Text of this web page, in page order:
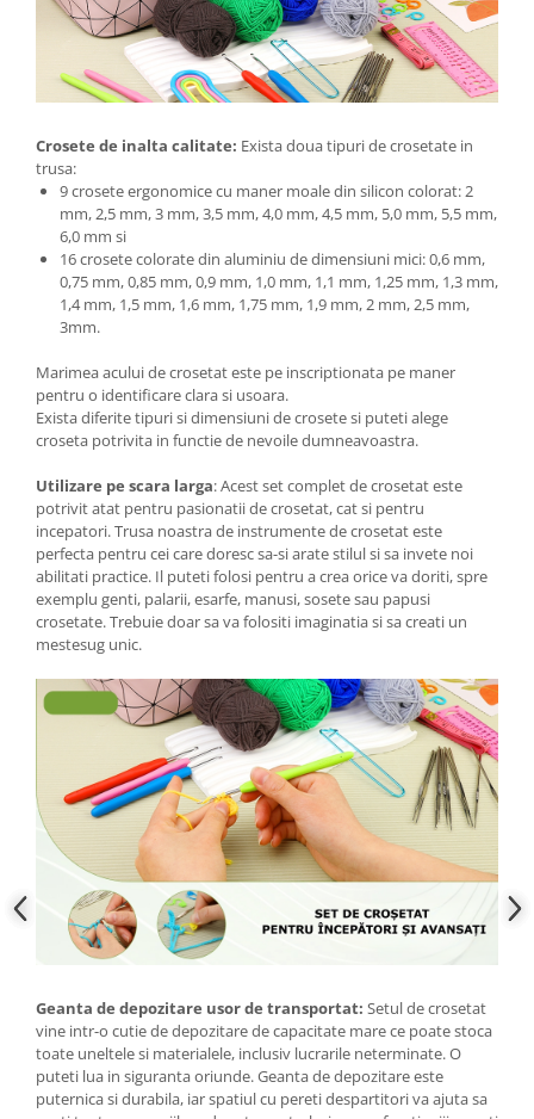
Crosete de inalta calitate: Exista doua tipuri de crosetate in
trusa:
9 crosete ergonomice cu maner moale din silicon colorat: 2
mm, 2,5 mm, 3 mm, 3,5 mm, 4,0 mm, 4,5 mm, 5,0 mm, 5,5 mm,
6,0 mm si
16 crosete colorate din aluminiu de dimensiuni mici: 0,6 mm,
0,75 mm, 0,85 mm, 0,9 mm, 1,0 mm, 1,1 mm, 1,25 mm, 1,3 mm,
1,4 mm, 1,5 mm, 1,6 mm, 1,75 mm, 1,9 mm, 2 mm, 2,5 mm,
3mm.
Marimea acului de crosetat este pe inscriptionata pe maner
pentru o identificare clara si usoara.
Exista diferite tipuri si dimensiuni de crosete si puteti alege
croseta potrivita in functie de nevoile dumneavoastra.
Utilizare pe scara larga: Acest set complet de crosetat este
potrivit atat pentru pasionatii de crosetat, cat si pentru
incepatori. Trusa noastra de instrumente de crosetat este
perfecta pentru cei care doresc sa-si arate stilul si sa invete noi
abilitati practice. Il puteti folosi pentru a crea orice va doriti, spre
exemplu genti, palarii, esarfe, manusi, sosete sau papusi
crosetate. Trebuie doar sa va folositi imaginatia si sa creati un
mestesug unic.
Geanta de depozitare usor de transportat: Setul de crosetat
vine intr-o cutie de depozitare de capacitate mare ce poate stoca
toate uneltele si materialele, inclusiv lucrarile neterminate. O
puteti lua in siguranta oriunde. Geanta de depozitare este
puternica si durabila, iar spatiul cu pereti despartitori va ajuta sa